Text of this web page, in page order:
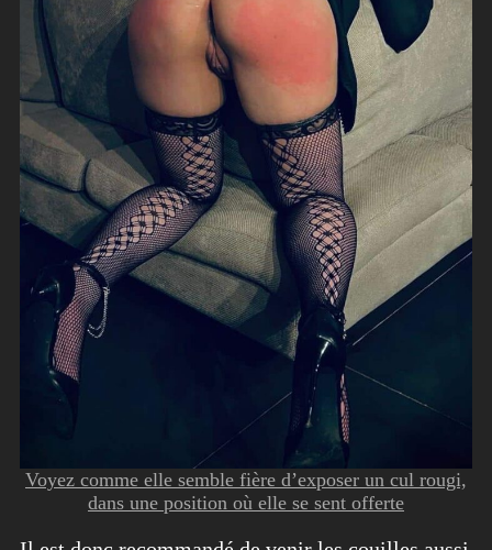
Voyez comme elle semble fière d’exposer un cul rougi,
dans une position où elle se sent offerte